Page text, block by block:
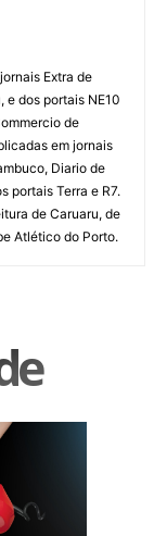
Extra de
e dos portais NE10
de
em jornais
Diario de
portais Terra e R7.
de Caruaru, de
Atlético do Porto.